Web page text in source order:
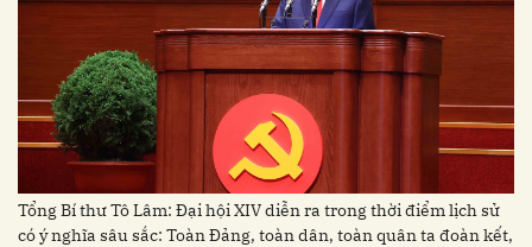
Tổng Bí thư Tô Lâm: Đại hội XIV diễn ra trong thời điểm lịch sử
có ý nghĩa sâu sắc: Toàn Đảng, toàn dân, toàn quân ta đoàn kết,